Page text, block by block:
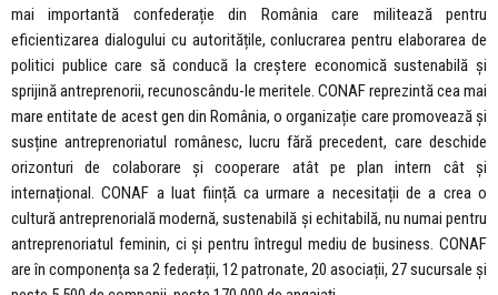
mai importantă confederație din România care militează pentru
eficientizarea dialogului cu autoritățile, conlucrarea pentru elaborarea de
politici publice care să conducă la creștere economică sustenabilă și
sprijină antreprenorii, recunoscându-le meritele. CONAF reprezintă cea mai
mare entitate de acest gen din România, o organizație care promovează și
susține antreprenoriatul românesc, lucru fără precedent, care deschide
orizonturi de colaborare și cooperare atât pe plan intern cât și
internațional. CONAF a luat ființă̆ ca urmare a necesitații de a crea o
cultură antreprenorială modernă, sustenabilă și echitabilă, nu numai pentru
antreprenoriatul feminin, ci și pentru întregul mediu de business. CONAF
are în componența sa 2 federații, 12 patronate, 20 asociații, 27 sucursale și